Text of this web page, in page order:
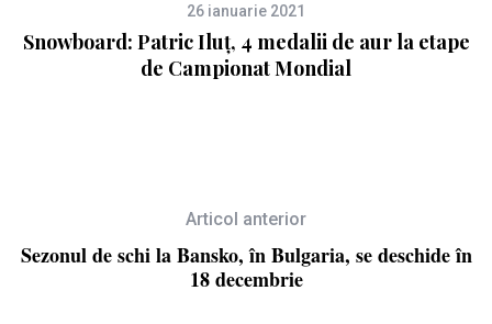
26 ianuarie 2021
Snowboard: Patric Iluț, 4 medalii de aur la etape
de Campionat Mondial
Articol anterior
Sezonul de schi la Bansko, în Bulgaria, se deschide în
18 decembrie